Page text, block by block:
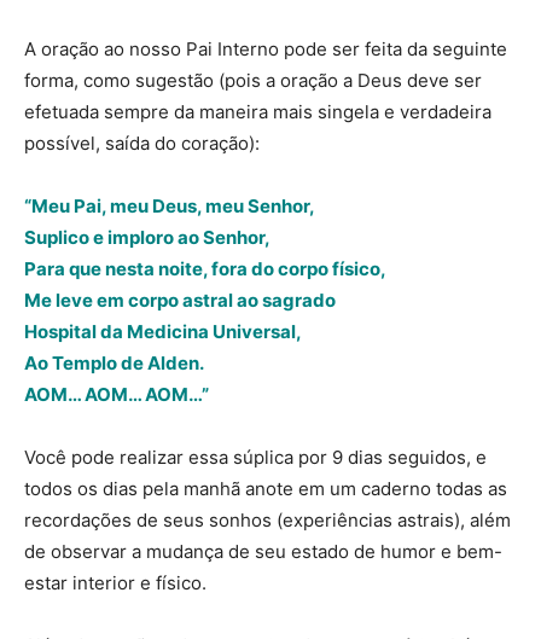
A oração ao nosso Pai Interno pode ser feita da seguinte
forma, como sugestão (pois a oração a Deus deve ser
efetuada sempre da maneira mais singela e verdadeira
possível, saída do coração):
“Meu Pai, meu Deus, meu Senhor,
Suplico e imploro ao Senhor,
Para que nesta noite, fora do corpo físico,
Me leve em corpo astral ao sagrado
Hospital da Medicina Universal,
Ao Templo de Alden.
AOM… AOM… AOM…”
Você pode realizar essa súplica por 9 dias seguidos, e
todos os dias pela manhã anote em um caderno todas as
recordações de seus sonhos (experiências astrais), além
de observar a mudança de seu estado de humor e bem-
estar interior e físico.